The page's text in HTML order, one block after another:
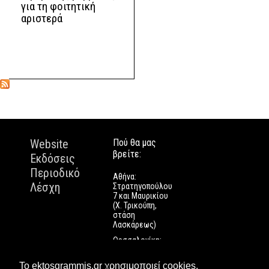
Το ektosgrammis.gr χρησιμοποιεί cookies.
για τη φοιτητική
αριστερά
Website
Εκδόσεις
Περιοδικό
Λέσχη
Πού θα μας
βρείτε:
Αθήνα:
Στρατηγοπούλου
7 και Μαυρικίου
(Χ. Τρικούπη,
στάση
Λασκάρεως)
Θεσσαλονίκη:
Πάτρα: Τριών